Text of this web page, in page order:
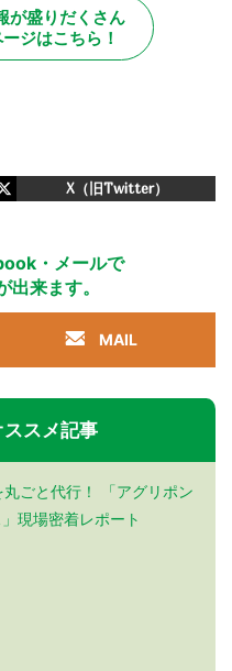
が盛りだくさん
ジはこちら！
X（旧Twitter）
・メールで
来ます。
MAIL
スメ記事